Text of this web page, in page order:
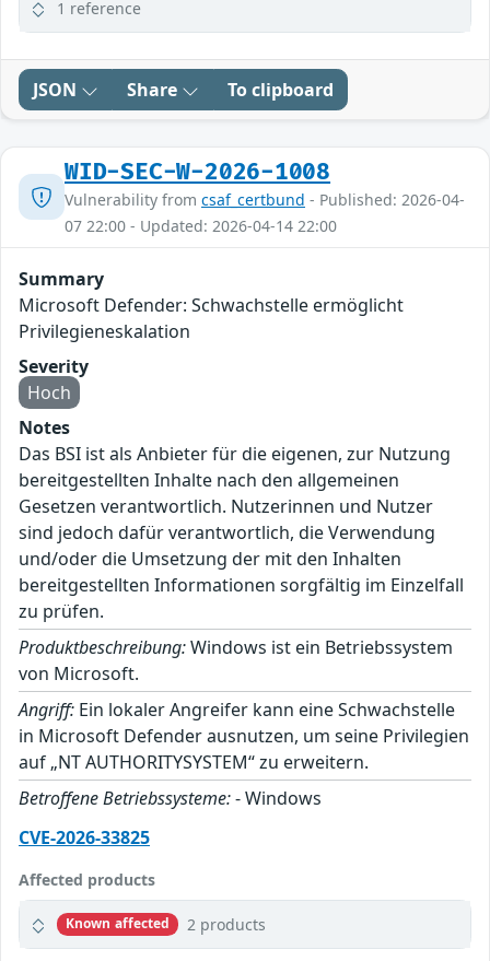
1 reference
JSON Share To clipboard
WID-SEC-W-2026-1008
Vulnerability from csaf_certbund - Published: 2026-04-
07 22:00 - Updated: 2026-04-14 22:00
Summary
Microsoft Defender: Schwachstelle ermöglicht
Privilegieneskalation
Severity
Hoch
Notes
Das BSI ist als Anbieter für die eigenen, zur Nutzung
bereitgestellten Inhalte nach den allgemeinen
Gesetzen verantwortlich. Nutzerinnen und Nutzer
sind jedoch dafür verantwortlich, die Verwendung
und/oder die Umsetzung der mit den Inhalten
bereitgestellten Informationen sorgfältig im Einzelfall
zu prüfen.
Produktbeschreibung:Windows ist ein Betriebssystem
von Microsoft.
Angriff: Ein lokaler Angreifer kann eine Schwachstelle
in Microsoft Defender ausnutzen, um seine Privilegien
auf „NT AUTHORITYSYSTEM“ zu erweitern.
Betroffene Betriebssysteme:- Windows
CVE-2026-33825
Affected products
Known affected 2 products